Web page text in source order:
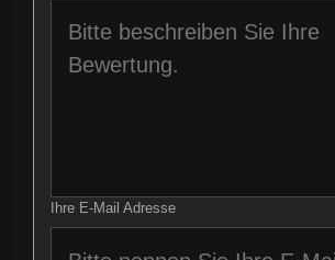
Ihre E-Mail Adresse